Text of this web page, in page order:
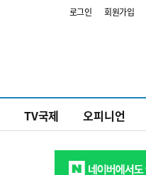
로그인 회원가입
TV국제 오피니언